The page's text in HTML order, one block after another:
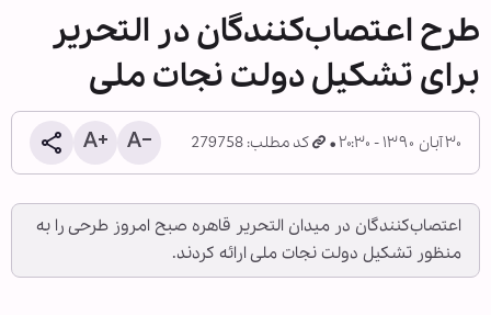
طرح اعتصاب‌کنندگان در التحریر
برای تشکیل دولت نجات ملی
۳۰ آبان ۱۳۹۰ - ۲۰:۳۰ کد مطلب: 279758
اعتصاب‌کنندگان در میدان التحریر قاهره صبح امروز طرحی را به
منظور تشکیل دولت نجات ملی ارائه کردند.